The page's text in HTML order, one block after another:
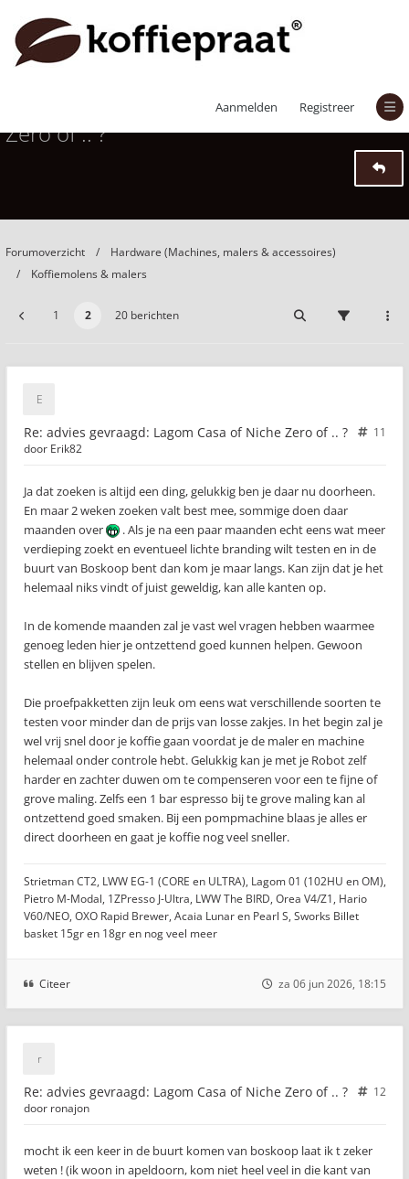
Aanmelden Registreer
advies gevraagd: Lagom Casa of Niche
Zero of .. ?
Forumoverzicht
Hardware (Machines, malers & accessoires)
Koffiemolens & malers
1 2 20 berichten
Re: advies gevraagd: Lagom Casa of Niche Zero of .. ?
11
door Erik82
Ja dat zoeken is altijd een ding, gelukkig ben je daar nu doorheen.
En maar 2 weken zoeken valt best mee, sommige doen daar
maanden over
. Als je na een paar maanden echt eens wat meer
verdieping zoekt en eventueel lichte branding wilt testen en in de
buurt van Boskoop bent dan kom je maar langs. Kan zijn dat je het
helemaal niks vindt of juist geweldig, kan alle kanten op.
In de komende maanden zal je vast wel vragen hebben waarmee
genoeg leden hier je ontzettend goed kunnen helpen. Gewoon
stellen en blijven spelen.
Die proefpakketten zijn leuk om eens wat verschillende soorten te
testen voor minder dan de prijs van losse zakjes. In het begin zal je
wel vrij snel door je koffie gaan voordat je de maler en machine
helemaal onder controle hebt. Gelukkig kan je met je Robot zelf
harder en zachter duwen om te compenseren voor een te fijne of
grove maling. Zelfs een 1 bar espresso bij te grove maling kan al
ontzettend goed smaken. Bij een pompmachine blaas je alles er
direct doorheen en gaat je koffie nog veel sneller.
Strietman CT2, LWW EG-1 (CORE en ULTRA), Lagom 01 (102HU en OM),
Pietro M-Modal, 1ZPresso J-Ultra, LWW The BIRD, Orea V4/Z1, Hario
V60/NEO, OXO Rapid Brewer, Acaia Lunar en Pearl S, Sworks Billet
basket 15gr en 18gr en nog veel meer
Citeer za 06 jun 2026, 18:15
Re: advies gevraagd: Lagom Casa of Niche Zero of .. ?
12
door ronajon
mocht ik een keer in de buurt komen van boskoop laat ik t zeker
weten ! (ik woon in apeldoorn, kom niet heel veel in die kant van